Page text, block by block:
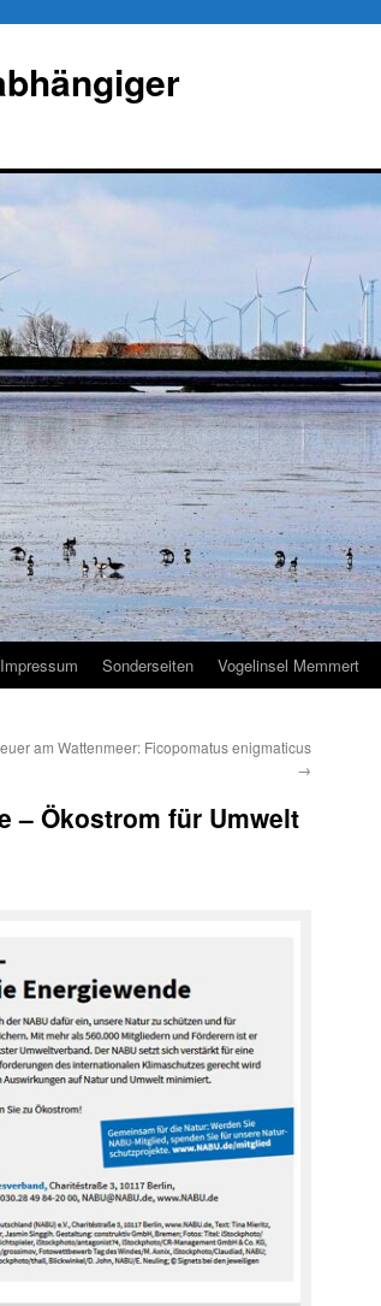
Impressum Sonderseiten Vogelinsel Memmert
am Wattenmeer: Ficopomatus enigmaticus
→
– Ökostrom für Umwelt